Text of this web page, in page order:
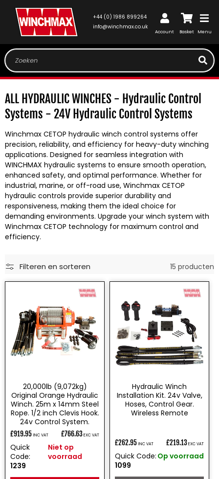
NAAR DE
CONTENT
Menu
+44 (0) 1986 899264
info@winchmax.co.uk
Inloggen
Account
Winkelwagen
Basket
Zoeken
C
o
l
l
e
c
t
i
e
:
ALL HYDRAULIC WINCHES - Hydraulic Control
Systems - 24V Hydraulic Control Systems
Winchmax CETOP hydraulic winch control systems offer
precision, reliability, and efficiency for heavy-duty winching
applications. Designed for seamless integration with
WINCHMAX hydraulic systems to ensure smooth operation,
enhanced safety, and optimal performance. Whether for
industrial, marine, or off-road use, Winchmax CETOP
hydraulic controls provide superior durability and
responsiveness, making them the ideal choice for
demanding environments. Upgrade your winch system with
Winchmax CETOP technology for maximum control and
efficiency.
Filteren en sorteren 15 producten
20,000lb (9,072kg)
Original Orange Hydraulic
Winch. 25m x 14mm Steel
Rope. 1/2 inch Clevis Hook.
24v Control System.
Normale
prijs
£919.95 INC VAT £766.63 EXC VAT
Quick
Code:
1239
Niet op
voorraad
Hydraulic Winch
Installation Kit. 24v Valve,
Hoses, Control Gear.
Wireless Remote
Normale
prijs
£262.95 INC VAT £219.13 EXC VAT
Quick Code:
1099
Op voorraad